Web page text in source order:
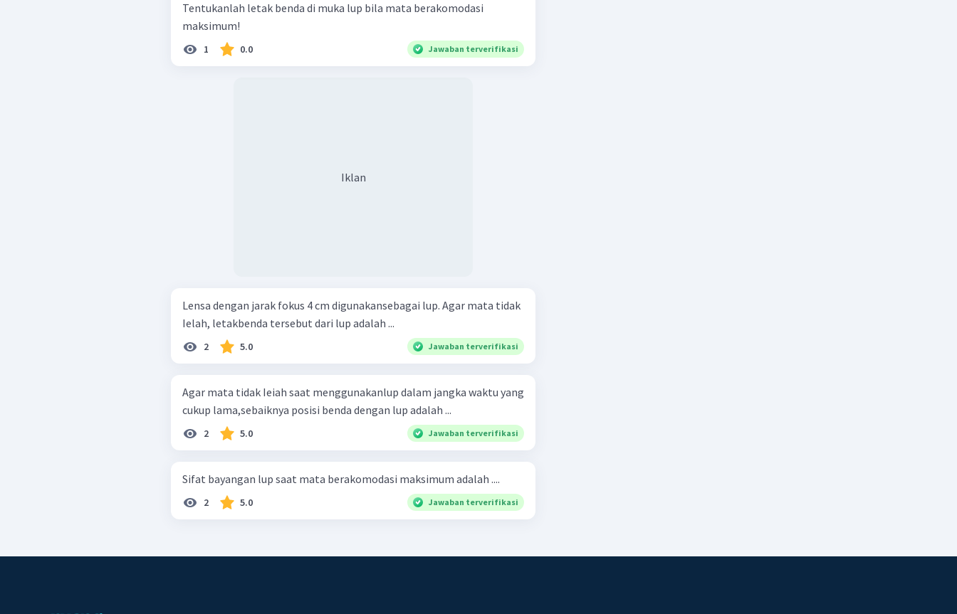
Tentukanlah letak benda di muka lup bila mata berakomodasi
maksimum!
1 0.0 Jawaban terverifikasi
Iklan
Lensa dengan jarak fokus 4 cm digunakansebagai lup. Agar mata tidak
Ielah, letakbenda tersebut dari lup adalah ...
2 5.0 Jawaban terverifikasi
Agar mata tidak Ieiah saat menggunakanlup dalam jangka waktu yang
cukup lama,sebaiknya posisi benda dengan lup adalah ...
2 5.0 Jawaban terverifikasi
Sifat bayangan lup saat mata berakomodasi maksimum adalah ....
2 5.0 Jawaban terverifikasi